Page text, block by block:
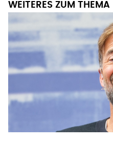
WEITERES ZUM THEMA